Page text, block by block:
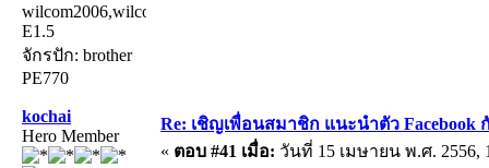
wilcom2006,wilcom
E1.5
จักรปัก: brother
PE770
kochai
Hero Member
Re: เชิญเพื่อนสมาชิก แนะนำตัว Facebook
« ตอบ #41 เมื่อ: วันที่ 15 เมษายน พ.ศ. 2556,